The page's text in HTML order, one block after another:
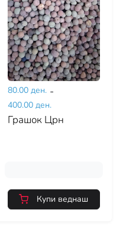
80.00 ден. -
400.00 ден.
Грашок Црн
Купи веднаш